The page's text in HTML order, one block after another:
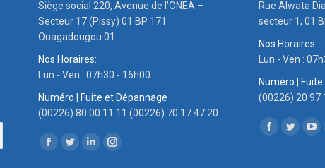
Siège social 220, Avenue de l’ONEA –
Secteur 17 (Pissy) 01 BP 171
Ouagadougou 01
Nos Horaires:
Lun - Ven : 07h30 - 16h00
Numéro | Fuite et Dépannage
(00226) 80 00 11 11 (00226) 70 17 47 20
Trouvez nous sur :
Facebook
TwitterLinkedInInstagram
Rue Alwata
secteur 1, 01
Nos Horaires:
Lun - Ven :
Numéro |
(00226) 20 97
Trouvez nous
Facebook
Twitter